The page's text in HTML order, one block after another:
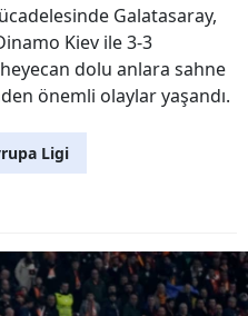
Galatasaray,
Kiev ile 3-3
dolu anlara sahne
önemli olaylar yaşandı.
Ligi